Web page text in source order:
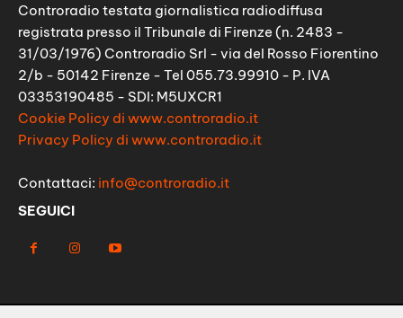
Controradio testata giornalistica radiodiffusa
registrata presso il Tribunale di Firenze (n. 2483 -
31/03/1976) Controradio Srl - via del Rosso Fiorentino
2/b - 50142 Firenze - Tel 055.73.99910 - P. IVA
03353190485 - SDI: M5UXCR1
Cookie Policy di www.controradio.it
Privacy Policy di www.controradio.it
Contattaci: info@controradio.it
SEGUICI